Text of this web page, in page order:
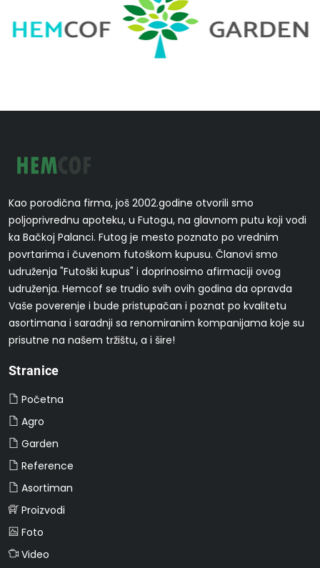
Kao porodična firma, još 2002.godine otvorili smo
poljoprivrednu apoteku, u Futogu, na glavnom putu koji vodi
ka Bačkoj Palanci. Futog je mesto poznato po vrednim
povrtarima i čuvenom futoškom kupusu. Članovi smo
udruženja "Futoški kupus" i doprinosimo afirmaciji ovog
udruženja. Hemcof se trudio svih ovih godina da opravda
Vaše poverenje i bude pristupačan i poznat po kvalitetu
asortimana i saradnji sa renomiranim kompanijama koje su
prisutne na našem tržištu, a i šire!
Stranice
Početna
Agro
Garden
Reference
Asortiman
Proizvodi
Foto
Video